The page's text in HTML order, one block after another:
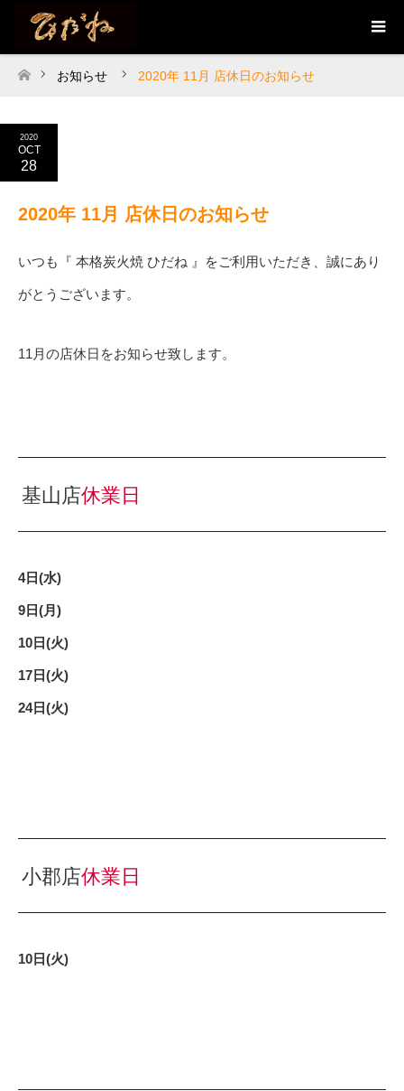
ホーム
お知らせ 2020年 11月 店休日のお知らせ
2020
OCT
28
2020年 11月 店休日のお知らせ
いつも『 本格炭火焼 ひだね 』をご利用いただき、誠にあり
がとうございます。
11月の店休日をお知らせ致します。
基山店休業日
4日(水)
9日(月)
10日(火)
17日(火)
24日(火)
小郡店休業日
10日(火)